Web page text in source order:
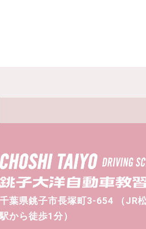
千葉県銚子市長塚町3-654 （JR
駅から徒歩1分）